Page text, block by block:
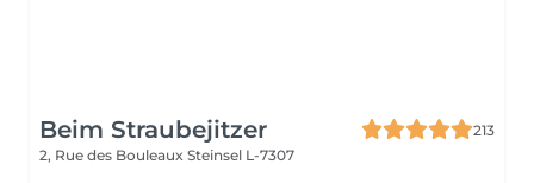
Beim Straubejitzer
213
2, Rue des Bouleaux Steinsel L-7307